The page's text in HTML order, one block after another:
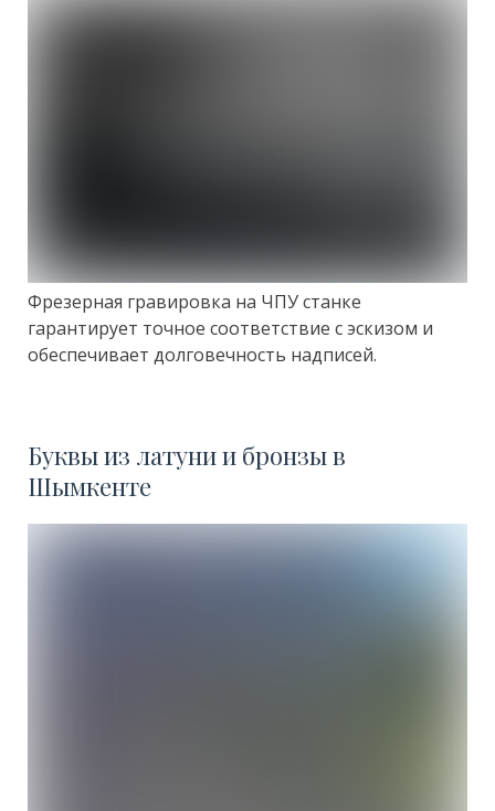
Фрезерная гравировка на ЧПУ станке
гарантирует точное соответствие с эскизом и
обеспечивает долговечность надписей.
Буквы из латуни и бронзы в
Шымкенте